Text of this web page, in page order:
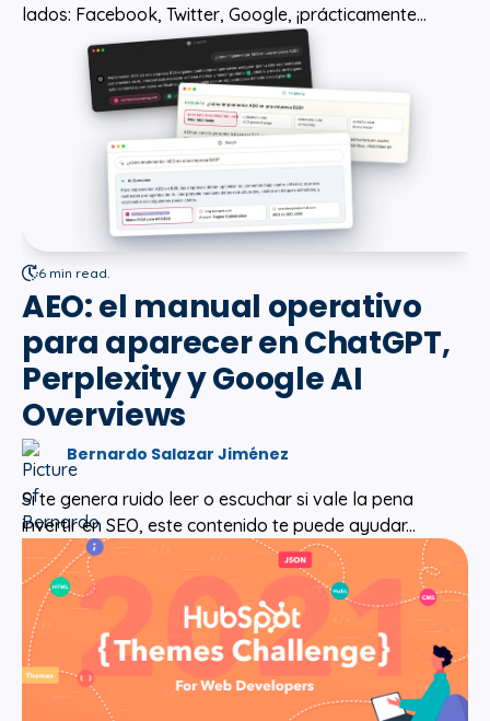
lados: Facebook, Twitter, Google, ¡prácticamente...
6 min read.
AEO: el manual operativo
para aparecer en ChatGPT,
Perplexity y Google AI
Overviews
Bernardo Salazar Jiménez
Si te genera ruido leer o escuchar si vale la pena
invertir en SEO, este contenido te puede ayudar...